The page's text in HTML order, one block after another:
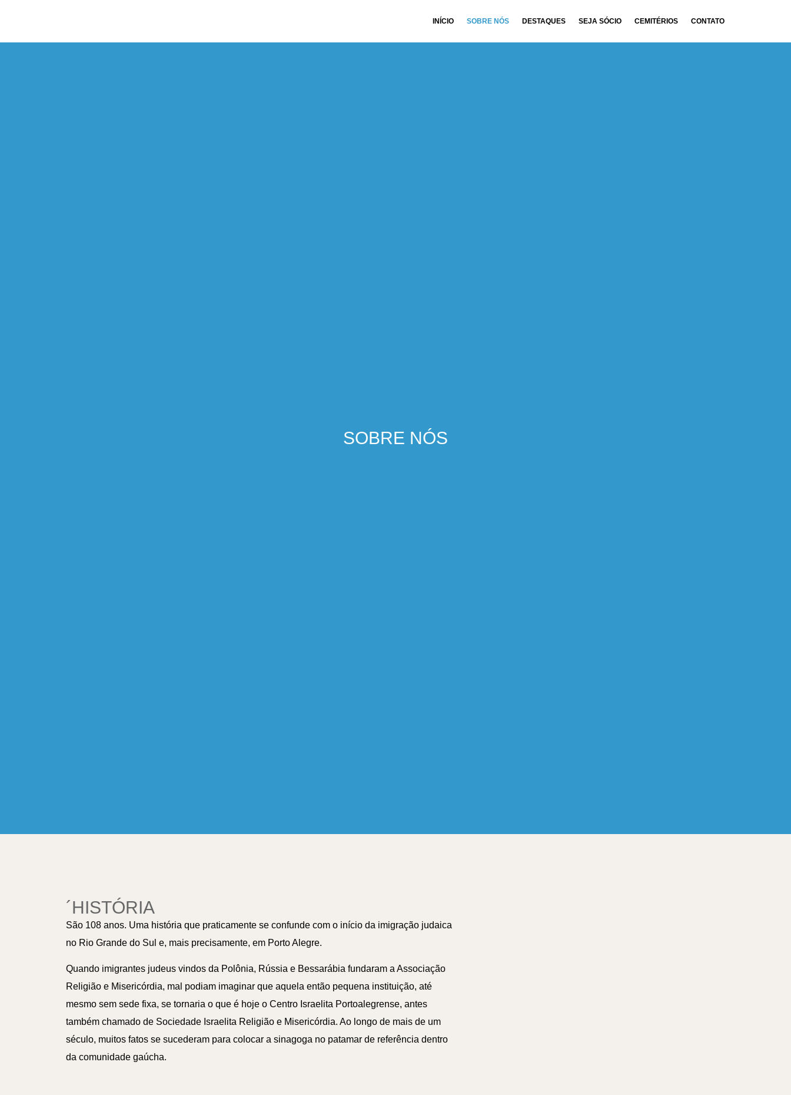
INÍCIO SOBRE NÓS DESTAQUES SEJA SÓCIO CEMITÉRIOS CONTATO
SOBRE NÓS
´HISTÓRIA
São 108 anos. Uma história que praticamente se confunde com o início da imigração judaica
no Rio Grande do Sul e, mais precisamente, em Porto Alegre.
Quando imigrantes judeus vindos da Polônia, Rússia e Bessarábia fundaram a Associação
Religião e Misericórdia, mal podiam imaginar que aquela então pequena instituição, até
mesmo sem sede fixa, se tornaria o que é hoje o Centro Israelita Portoalegrense, antes
também chamado de Sociedade Israelita Religião e Misericórdia. Ao longo de mais de um
século, muitos fatos se sucederam para colocar a sinagoga no patamar de referência dentro
da comunidade gaúcha.